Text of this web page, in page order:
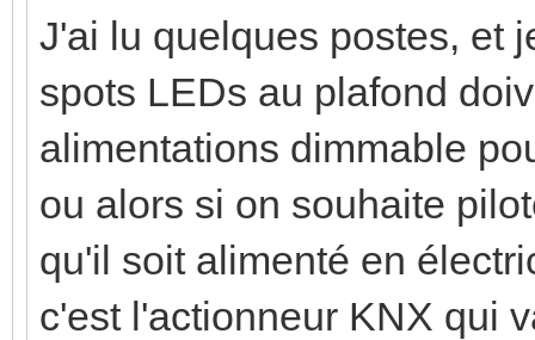
J'ai lu quelques postes, et
spots LEDs au plafond
alimentations dimmable
ou alors si on souhaite
qu'il soit alimenté en
c'est l'actionneur KNX qui